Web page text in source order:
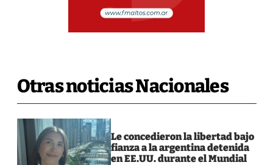
Otras noticias Nacionales
Le concedieron la libertad bajo
fianza a la argentina detenida
en EE.UU. durante el Mundial